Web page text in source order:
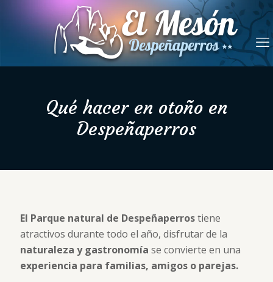
Qué hacer en otoño en
Despeñaperros
El Parque natural de Despeñaperrostiene
atractivos durante todo el año, disfrutar de la
naturaleza y gastronomía se convierte en una
experiencia para familias, amigos o parejas.